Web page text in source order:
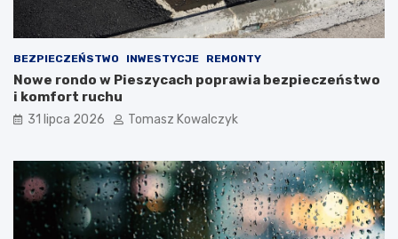
BEZPIECZEŃSTWO INWESTYCJE REMONTY
Nowe rondo w Pieszycach poprawia bezpieczeństwo
i komfort ruchu
31 lipca 2026 Tomasz Kowalczyk